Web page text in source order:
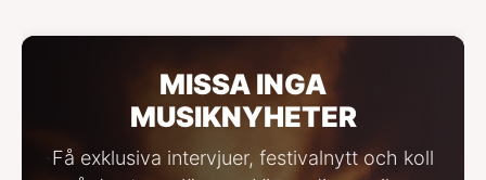
MISSA INGA
MUSIKNYHETER
Få exklusiva intervjuer, festivalnytt och koll